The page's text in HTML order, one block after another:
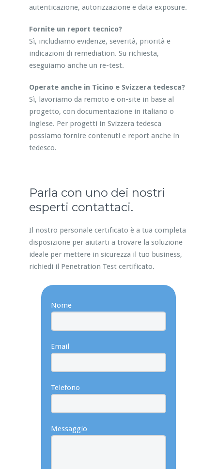
autenticazione, autorizzazione e data exposure.
Fornite un report tecnico?
Sì, includiamo evidenze, severità, priorità e
indicazioni di remediation. Su richiesta,
eseguiamo anche un re-test.
Operate anche in Ticino e Svizzera tedesca?
Sì, lavoriamo da remoto e on-site in base al
progetto, con documentazione in italiano o
inglese. Per progetti in Svizzera tedesca
possiamo fornire contenuti e report anche in
tedesco.
Parla con uno dei nostri
esperti contattaci.
Il nostro personale certificato è a tua completa
disposizione per aiutarti a trovare la soluzione
ideale per mettere in sicurezza il tuo business,
richiedi il Penetration Test certificato.
Nome
Email
Telefono
Messaggio